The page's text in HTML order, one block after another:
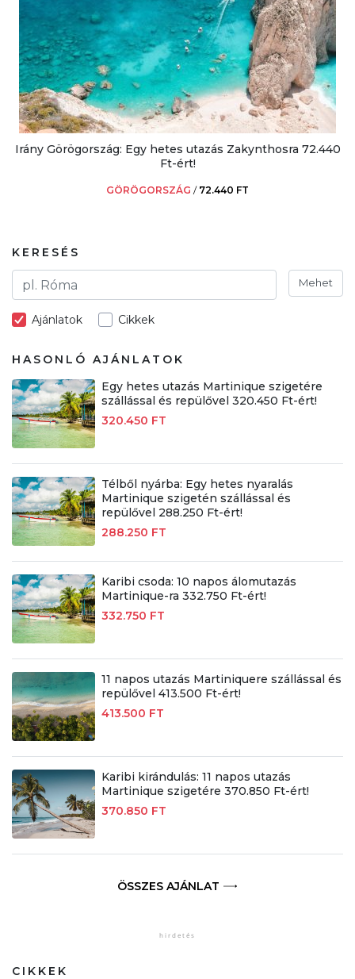
Irány Görögország: Egy hetes utazás Zakynthosra 72.440
Ft-ért!
GÖRÖGORSZÁG / 72.440 FT
KERESÉS
Mehet
Ajánlatok Cikkek
HASONLÓ AJÁNLATOK
Egy hetes utazás Martinique szigetére
szállással és repülővel 320.450 Ft-ért!
320.450 FT
Télből nyárba: Egy hetes nyaralás
Martinique szigetén szállással és
repülővel 288.250 Ft-ért!
288.250 FT
Karibi csoda: 10 napos álomutazás
Martinique-ra 332.750 Ft-ért!
332.750 FT
11 napos utazás Martiniquere szállással és
repülővel 413.500 Ft-ért!
413.500 FT
Karibi kirándulás: 11 napos utazás
Martinique szigetére 370.850 Ft-ért!
370.850 FT
ÖSSZES AJÁNLAT
CIKKEK